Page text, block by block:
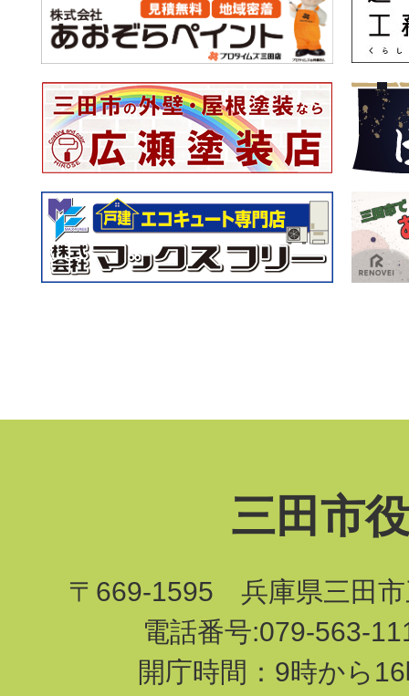
三田市
〒669-1595 兵庫県三田市
電話番号:079-563-
開庁時間：9時から